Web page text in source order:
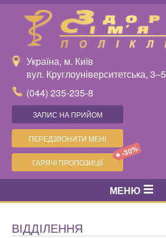
Україна, м. Київ
вул. Круглоуніверситетська, 3–5
(044) 235-235-8
ЗАПИС НА ПРИЙОМ
ПЕРЕДЗВОНИТИ МЕНІ
ГАРЯЧІ ПРОПОЗИЦІЇ
-30%
МЕНЮ
ВІДДІЛЕННЯ